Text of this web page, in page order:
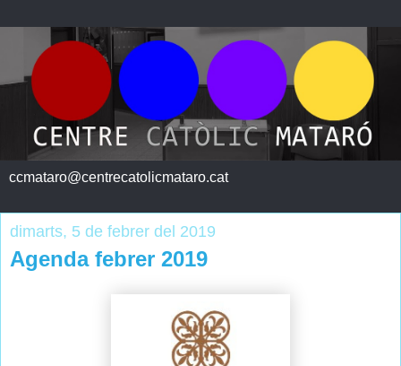
ccmataro@centrecatolicmataro.cat
dimarts, 5 de febrer del 2019
Agenda febrer 2019